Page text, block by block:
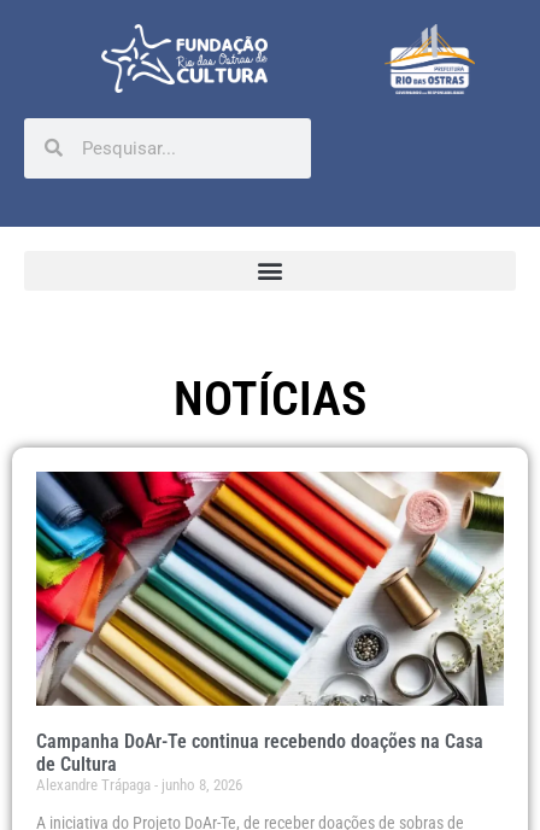
NOTÍCIAS
Campanha DoAr-Te continua recebendo doações na Casa
de Cultura
Alexandre Trápaga junho 8, 2026
A iniciativa do Projeto DoAr-Te, de receber doações de sobras de